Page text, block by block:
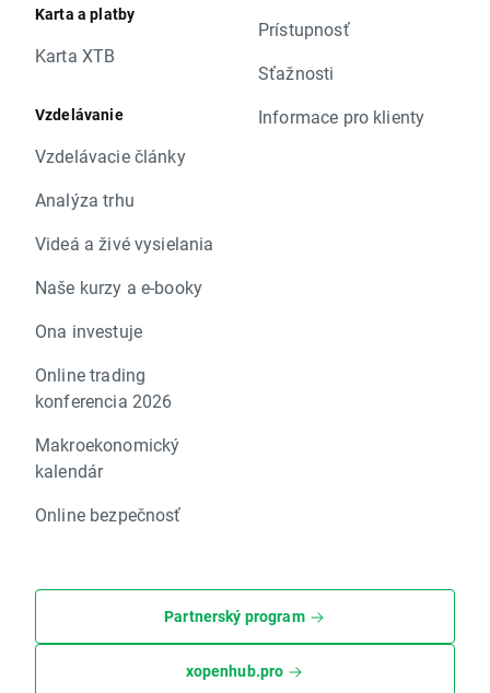
Karta a platby
Karta XTB
Vzdelávanie
Vzdelávacie články
Analýza trhu
Videá a živé vysielania
Naše kurzy a e-booky
Ona investuje
Online trading
konferencia 2026
Makroekonomický
kalendár
Online bezpečnosť
Prístupnosť
Sťažnosti
Informace pro klienty
Partnerský program
xopenhub.pro